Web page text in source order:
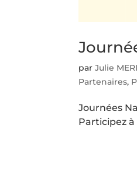
parJulie
Partenaires,
Journées
Participez à